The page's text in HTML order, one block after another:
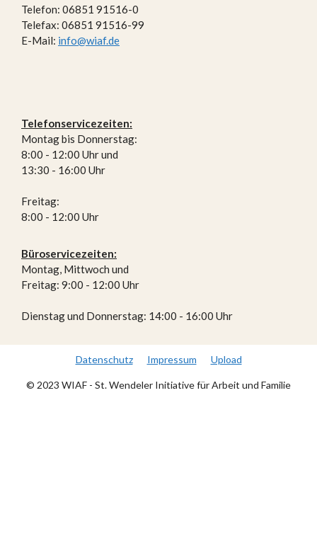
Telefon: 06851 91516-0
Telefax: 06851 91516-99
E-Mail: info@wiaf.de
Telefon­ser­vice­zei­ten:
Montag bis Donners­tag:
8:00 - 12:00 Uhr und
13:30 - 16:00 Uhr
Freitag:
8:00 - 12:00 Uhr
Büroser­vice­zei­ten:
Montag, Mittwoch und
Freitag: 9:00 - 12:00 Uhr
Dienstag und Donners­tag: 14:00 - 16:00 Uhr
Datenschutz Impressum Upload
© 2023 WIAF - St. Wendeler Initiative für Arbeit und Familie